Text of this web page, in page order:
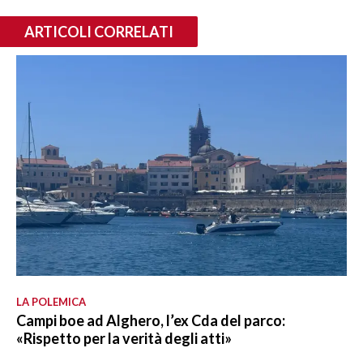
ARTICOLI CORRELATI
LA POLEMICA
Campi boe ad Alghero, l’ex Cda del parco:
«Rispetto per la verità degli atti»